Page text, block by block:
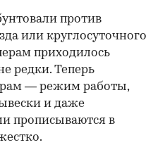
против
или круглосуточного
приходилось
редки. Теперь
— режим работы,
и даже
прописываются в